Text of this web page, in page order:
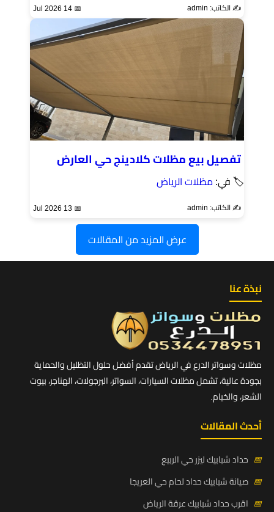
✍️ الكاتب: admin 📅 14 Jul 2026
تفصيل بيع مظلات كلادينج حي العارض
🏷 في: مظلات الرياض
✍️ الكاتب: admin 📅 13 Jul 2026
عرض المزيد من المقالات
نبذة عنا
مظلات وسواتر الدرع في الرياض تقدم أفضل حلول التظليل والحماية
بجودة عالية، تشمل مظلات السيارات، السواتر، البرجولات، الهناجر، بيوت
الشعر، والخيام.
أحدث المقالات
📅 حداد شبابيك ليزر حي الربيع
📅 صيانة شبابيك حداد لحام حي العريجا
📅 اقرب حداد شبابيك عرقة الرياض